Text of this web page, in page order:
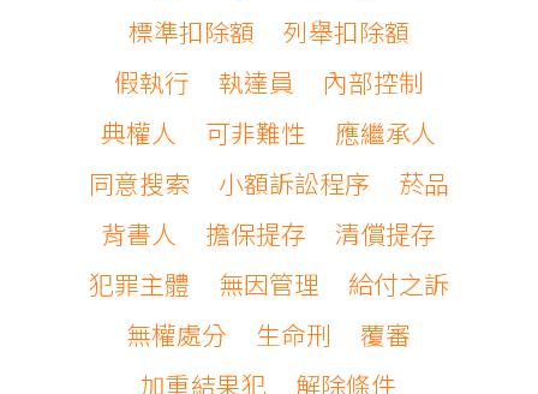
標準扣除額
列舉扣除額
假執行
執達員
內部控制
典權人
可非難性
應繼承人
同意搜索
小額訴訟程序
菸品
背書人
擔保提存
清償提存
犯罪主體
無因管理
給付之訴
無權處分
生命刑
覆審
加重結果犯
解除條件